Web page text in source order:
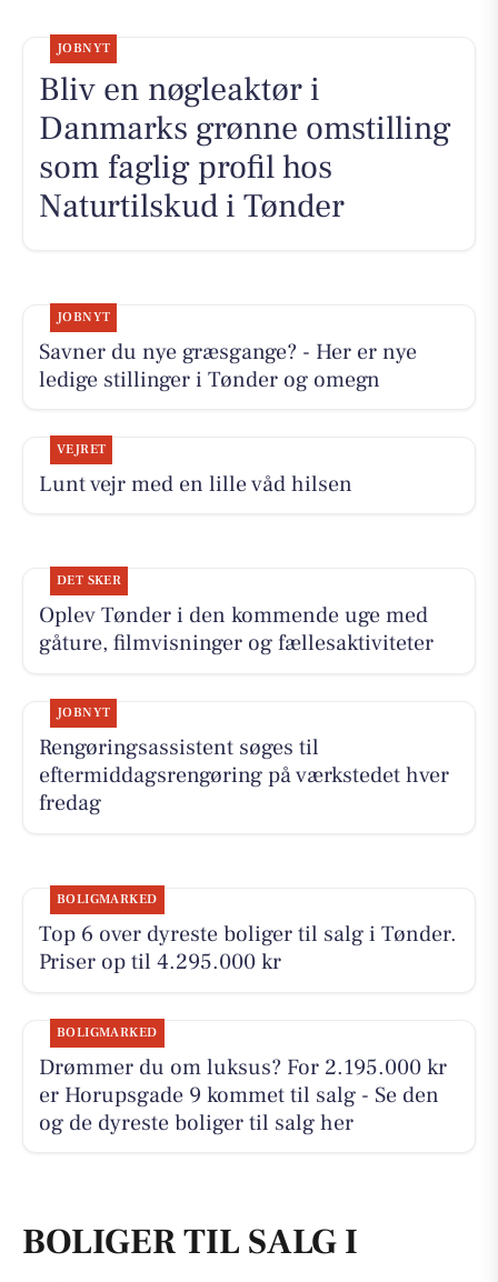
JOBNYT
Bliv en nøgleaktør i
Danmarks grønne omstilling
som faglig profil hos
Naturtilskud i Tønder
JOBNYT
Savner du nye græsgange? - Her er nye
ledige stillinger i Tønder og omegn
VEJRET
Lunt vejr med en lille våd hilsen
DET SKER
Oplev Tønder i den kommende uge med
gåture, filmvisninger og fællesaktiviteter
JOBNYT
Rengøringsassistent søges til
eftermiddagsrengøring på værkstedet hver
fredag
BOLIGMARKED
Top 6 over dyreste boliger til salg i Tønder.
Priser op til 4.295.000 kr
BOLIGMARKED
Drømmer du om luksus? For 2.195.000 kr
er Horupsgade 9 kommet til salg - Se den
og de dyreste boliger til salg her
BOLIGER TIL SALG I